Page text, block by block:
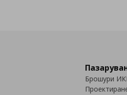
Брошури